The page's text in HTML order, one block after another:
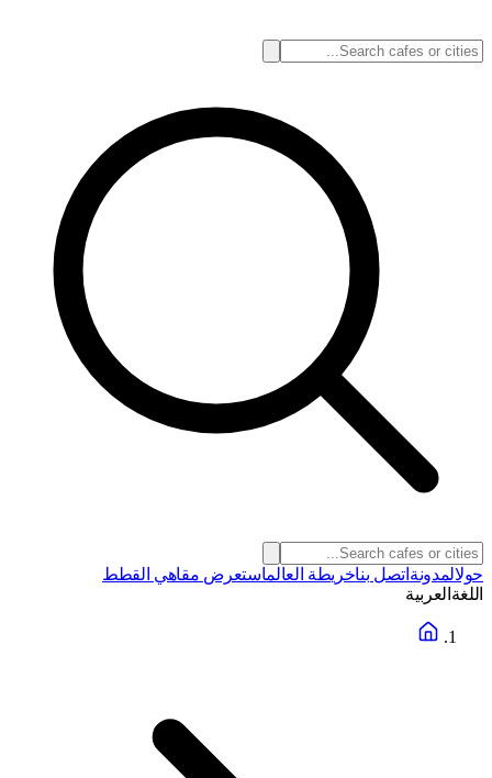
حولالمدونة اتصل بناخريطة العالماستعرض مقاهي القطط
اللغة العربية